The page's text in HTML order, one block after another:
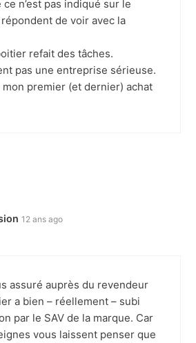
n’est pas indiqué sur le
de voir avec la
refait des tâches.
pas une entreprise sérieuse.
premier (et dernier) achat
12 ans ago
assuré auprès du revendeur
a bien – réellement – subi
par le SAV de la marque. Car
vous laissent penser que